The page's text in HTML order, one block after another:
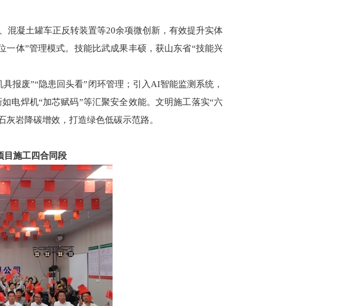
混凝土罐车正反转装置等20余项微创新，有效提升实体
体”管理模式。技能比武成果丰硕，获山东省“技能兴
报废”“隐患回头看”闭环管理；引入AI智能监测系统，
电焊机“加芯赋码”等汇聚安全效能。文明施工落实“六
灰岩降碳增效，打造绿色低碳示范路。
目施工四合同段